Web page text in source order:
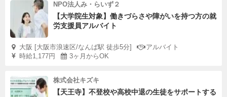
NPO法人み・らいず２
【大学院生対象】働きづらさや障がいを持つ方の就
労支援員アルバイト
大阪 [大阪市浪速区/なんば駅 徒歩5分]
アルバイト
時給1,177円
3ヶ月からOK
株式会社キズキ
【天王寺】不登校や高校中退の生徒をサポートする